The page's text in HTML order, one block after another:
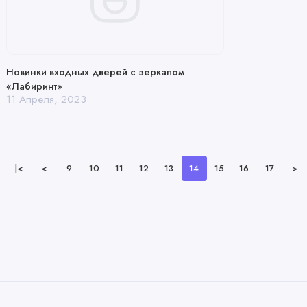
Новинки входных дверей с зеркалом
«Лабиринт»
11 Апреля, 2023
|< < 9 10 11 12 13 14 15 16 17 >